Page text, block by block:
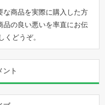
な商品を実際に購入した方
品の良い悪いを率直にお伝
くどうぞ。
ント